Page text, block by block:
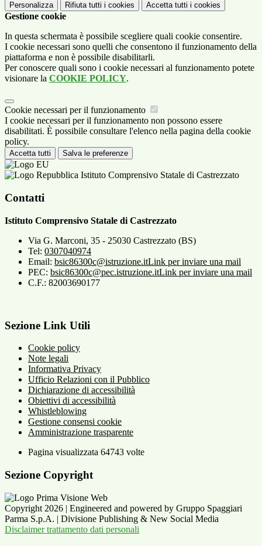
Personalizza Rifiuta tutti i cookies Accetta tutti i cookies
Gestione cookie
In questa schermata è possibile scegliere quali cookie consentire.
I cookie necessari sono quelli che consentono il funzionamento della
piattaforma e non è possibile disabilitarli.
Per conoscere quali sono i cookie necessari al funzionamento potete
visionare la COOKIE POLICY.
Cookie necessari per il funzionamento
I cookie necessari per il funzionamento non possono essere
disabilitati. È possibile consultare l'elenco nella pagina della cookie
policy.
Accetta tutti Salva le preferenze
Istituto Comprensivo Statale di Castrezzato
Contatti
Istituto Comprensivo Statale di Castrezzato
Via G. Marconi, 35 - 25030 Castrezzato (BS)
Tel: 0307040974
Email: bsic86300c@istruzione.itLink per inviare una mail
PEC: bsic86300c@pec.istruzione.itLink per inviare una mail
C.F.: 82003690177
Sezione Link Utili
Cookie policy
Note legali
Informativa Privacy
Ufficio Relazioni con il Pubblico
Dichiarazione di accessibilità
Obiettivi di accessibilità
Whistleblowing
Gestione consensi cookie
Amministrazione trasparente
Pagina visualizzata 64743 volte
Sezione Copyright
Copyright 2026 | Engineered and powered by Gruppo Spaggiari
Parma S.p.A. | Divisione Publishing & New Social Media
Disclaimer trattamento dati personali